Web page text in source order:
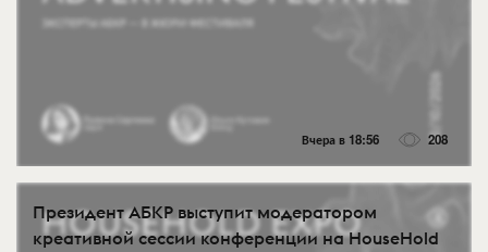
Вчера в 18:56 208
Президент АБКР выступит модератором
креативной сессии конференции на HouseHold